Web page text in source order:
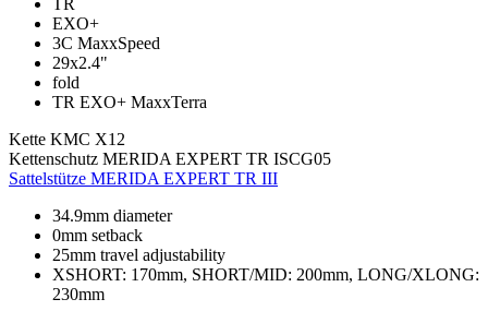
TR
EXO+
3C MaxxSpeed
29x2.4"
fold
TR EXO+ MaxxTerra
Kette KMC X12
Kettenschutz MERIDA EXPERT TR ISCG05
Sattelstütze MERIDA EXPERT TR III
34.9mm diameter
0mm setback
25mm travel adjustability
XSHORT: 170mm, SHORT/MID: 200mm, LONG/XLONG:
230mm